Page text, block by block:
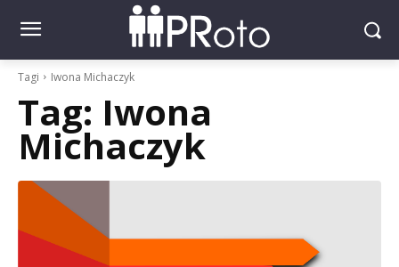
Tagi Iwona Michaczyk
Tag: Iwona
Michaczyk